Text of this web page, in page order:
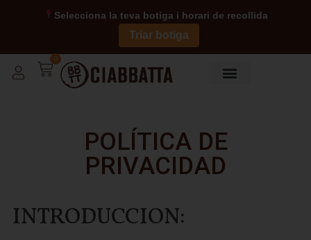
Selecciona la teva botiga i horari de recollida
Triar botiga
0
POLÍTICA DE
PRIVACIDAD
INTRODUCCION: